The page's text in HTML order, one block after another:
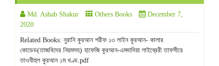
Md. Ashab Shakur Others Books
December 7,
2020
Related Books: নুরানি কুরআন শরীফ ১৩ লাইন কুরআন- কালার
কোডেড(তাজবিদের নিয়মসহ) হাফেজি কুরআন-এমদাদিয়া লাইব্রেরী তাফসীরে
তাওযীহুল কুরআন ১ম খণ্ড.pdf